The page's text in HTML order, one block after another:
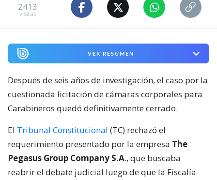
2413
visitas
VER RESUMEN
Después de seis años de investigación, el caso por la
cuestionada licitación de cámaras corporales para
Carabineros quedó definitivamente cerrado.
El Tribunal Constitucional (TC) rechazó el
requerimiento presentado por la empresa The
Pegasus Group Company S.A., que buscaba
reabrir el debate judicial luego de que la Fiscalía